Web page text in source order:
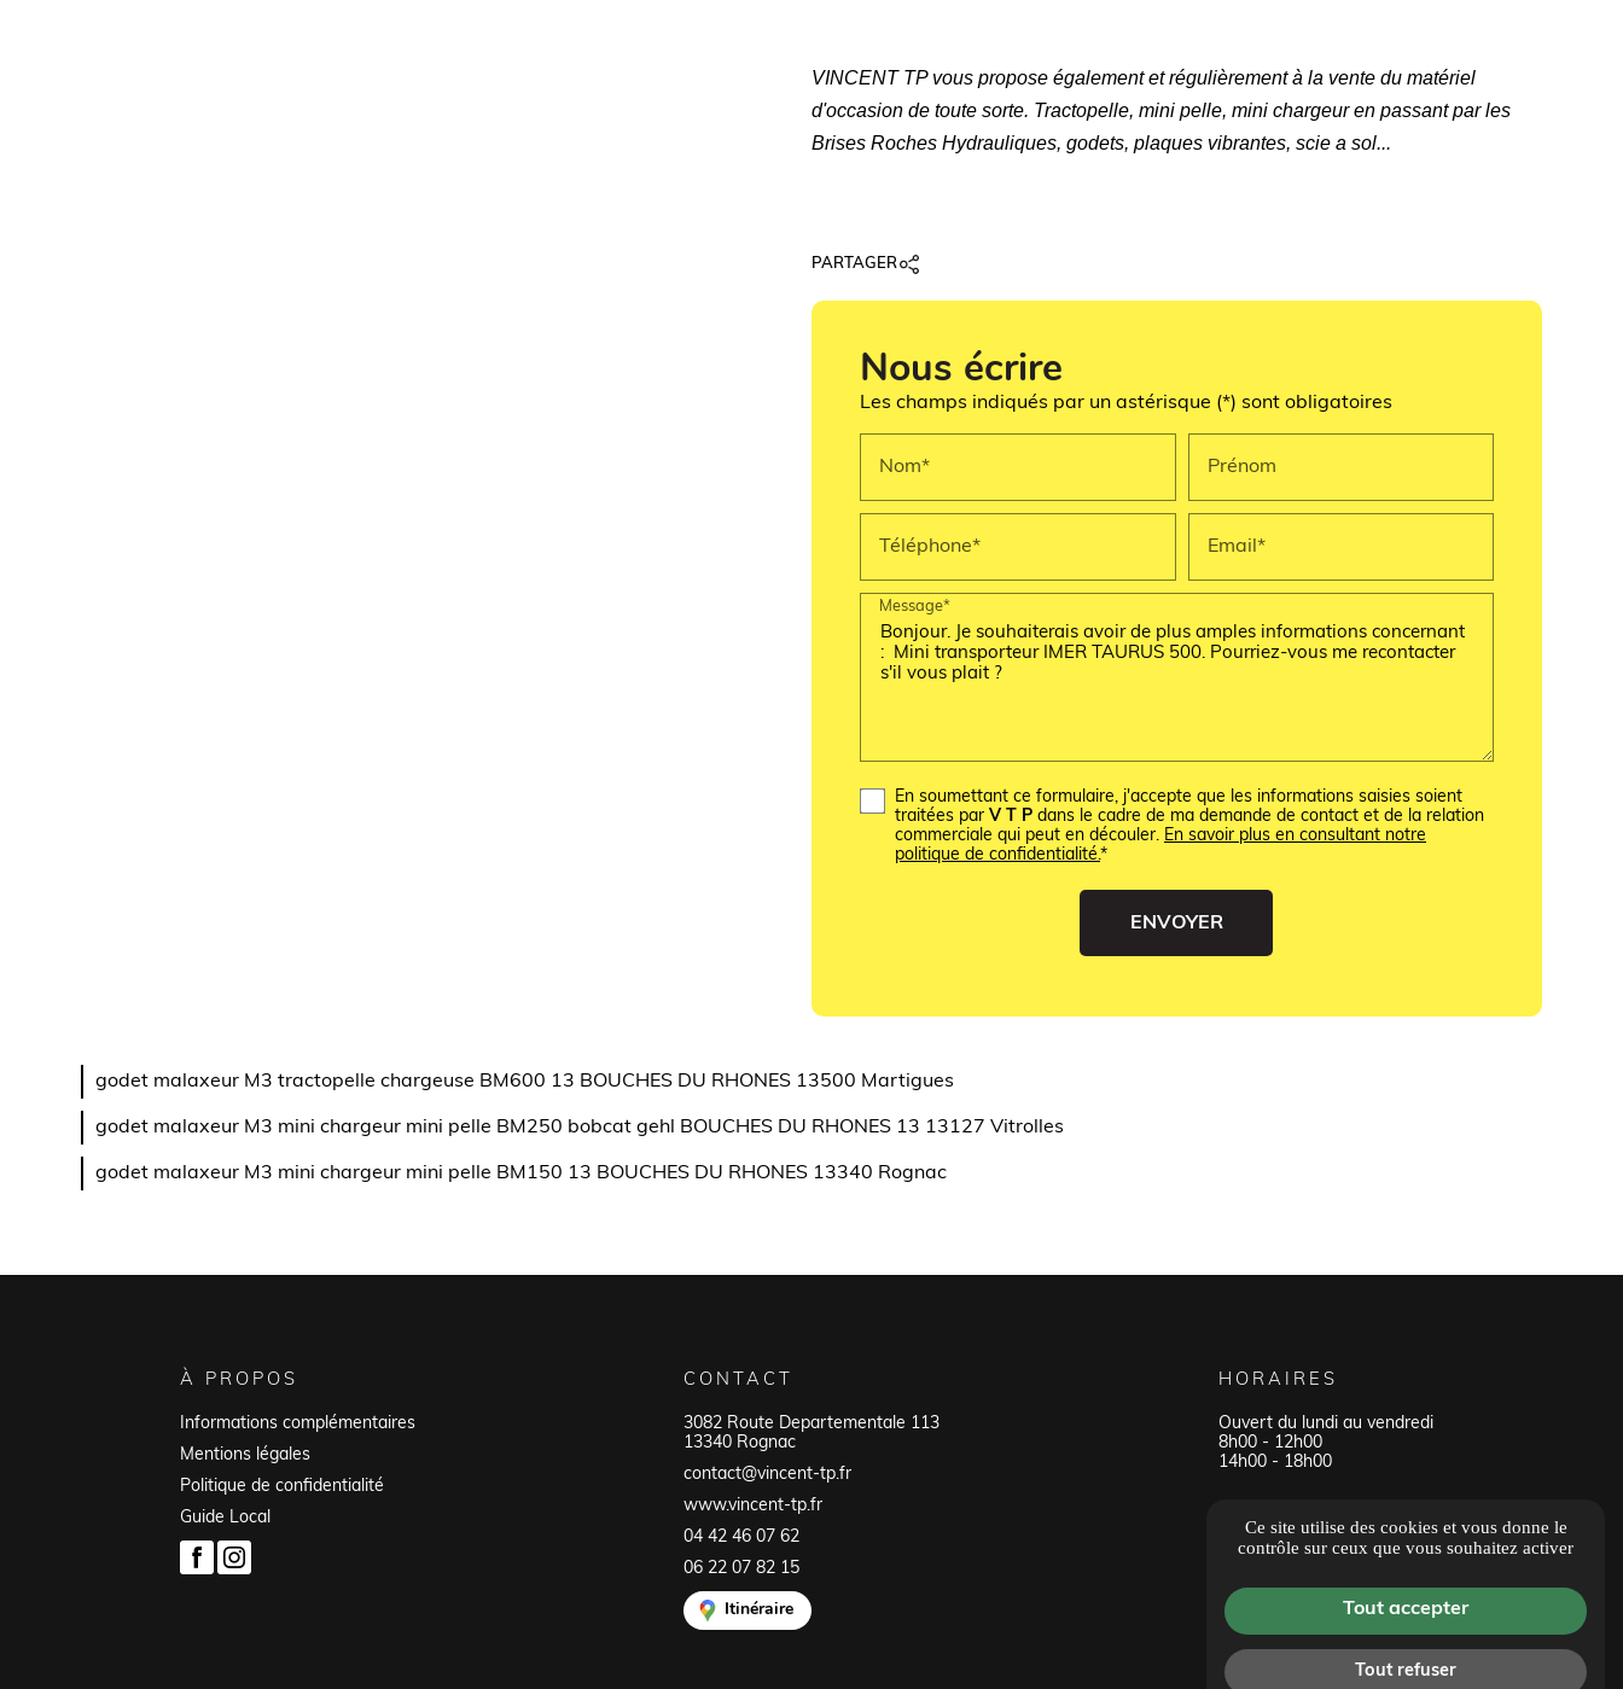
VINCENT TP vous propose également et régulièrement à la vente du matériel
d'occasion de toute sorte. Tractopelle, mini pelle, mini chargeur en passant par les
Brises Roches Hydrauliques, godets, plaques vibrantes, scie a sol...
PARTAGER
Nous écrire
Les champs indiqués par un astérisque (*) sont obligatoires
Nom* Prénom
Téléphone* Email*
Message*
En soumettant ce formulaire, j'accepte que les informations saisies soient
traitées par V T P dans le cadre de ma demande de contact et de la relation
commerciale qui peut en découler. En savoir plus en consultant notre
politique de confidentialité.*
godet malaxeur M3 tractopelle chargeuse BM600 13 BOUCHES DU RHONES 13500 Martigues
godet malaxeur M3 mini chargeur mini pelle BM250 bobcat gehl BOUCHES DU RHONES 13 13127 Vitrolles
godet malaxeur M3 mini chargeur mini pelle BM150 13 BOUCHES DU RHONES 13340 Rognac
À PROPOS
Informations complémentaires
Mentions légales
Politique de confidentialité
Guide Local
CONTACT
3082 Route Departementale 113
13340 Rognac
contact@vincent-tp.fr
www.vincent-tp.fr
04 42 46 07 62
06 22 07 82 15
Itinéraire
HORAIRES
Ouvert du lundi au vendredi
8h00 - 12h00
14h00 - 18h00
Ce site utilise des cookies et vous donne le
contrôle sur ceux que vous souhaitez activer
Tout accepter
Tout refuser